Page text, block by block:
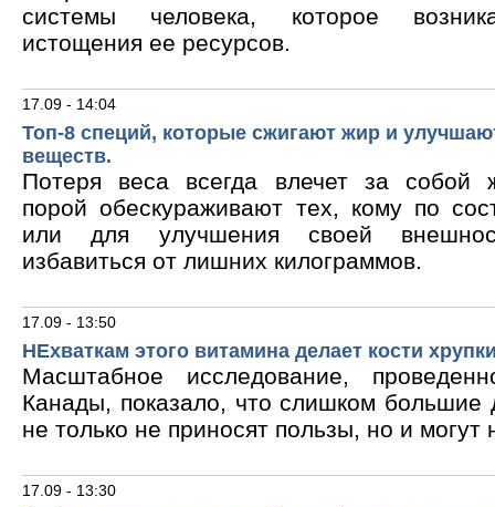
системы человека, которое
истощения ее ресурсов.
17.09 - 14:04
Топ-8 специй, которые сжигают жир и
веществ.
Потеря веса всегда влечет за собой
порой обескураживают тех, кому по
или для улучшения своей
избавиться от лишних килограммов.
17.09 - 13:50
НЕхваткам этого витамина делает кости
Масштабное исследование,
Канады, показало, что слишком большие
не только не приносят пользы, но и могут
17.09 - 13:30